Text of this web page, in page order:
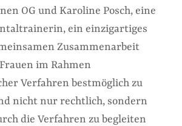
OG und Karoline Posch, eine
ein einzigartiges
Zusammenarbeit
im Rahmen
Verfahren bestmöglich zu
nicht nur rechtlich, sondern
die Verfahren zu begleiten